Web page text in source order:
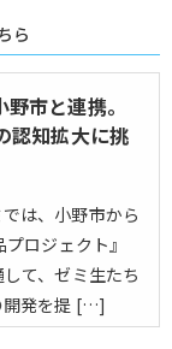
ら
市と連携。
認知拡大に挑
は、小野市から
ロジェクト』
て、ゼミ生たち
開発を提 […]